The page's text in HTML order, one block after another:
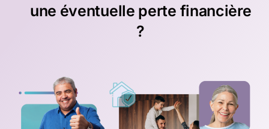
une éventuelle perte financière
?